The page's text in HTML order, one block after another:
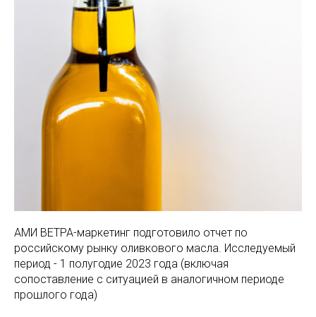
АМИ ВЕТРА-маркетинг подготовило отчет по
российскому рынку оливкового масла. Исследуемый
период - 1 полугодие 2023 года (включая
сопоставление с ситуацией в аналогичном периоде
прошлого года)